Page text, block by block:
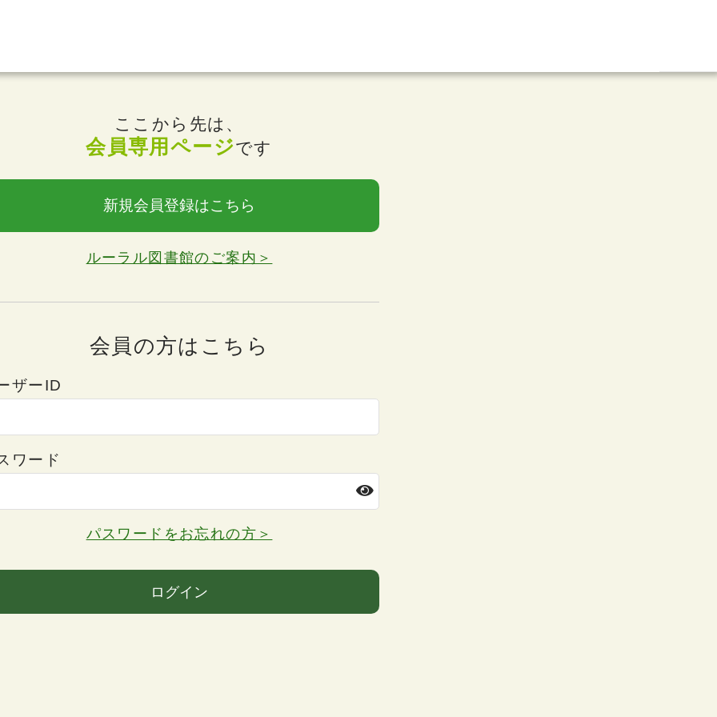
ここから先は、
会員専用ページです
新規会員登録はこちら
ルーラル図書館のご案内＞
会員の方はこちら
ザーID
ワード
パスワードをお忘れの方＞
ログイン